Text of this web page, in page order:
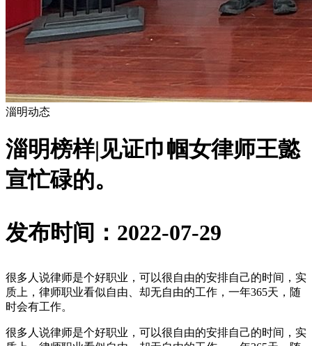
淄明动态
淄明榜样|见证巾帼女律师王懿
宣忙碌的。
发布时间：2022-07-29
很多人说律师是个好职业，可以很自由的安排自己的时间，实
质上，律师职业看似自由、却无自由的工作，一年365天，随
时会有工作。
很多人说律师是个好职业，可以很自由的安排自己的时间，实